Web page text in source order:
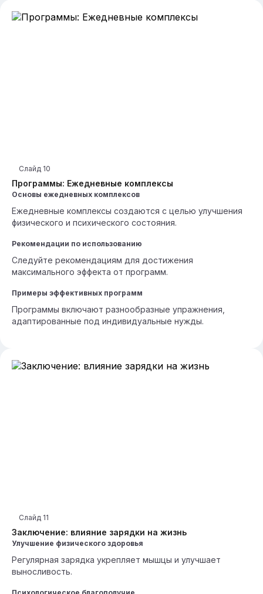
Программы: Ежедневные комплексы
Слайд 10
Основы ежедневных комплексов
Ежедневные комплексы создаются с целью улучшения
физического и психического состояния.
Рекомендации по использованию
Следуйте рекомендациям для достижения
максимального эффекта от программ.
Примеры эффективных программ
Программы включают разнообразные упражнения,
адаптированные под индивидуальные нужды.
Заключение: влияние зарядки на жизнь
Слайд 11
Улучшение физического здоровья
Регулярная зарядка укрепляет мышцы и улучшает
выносливость.